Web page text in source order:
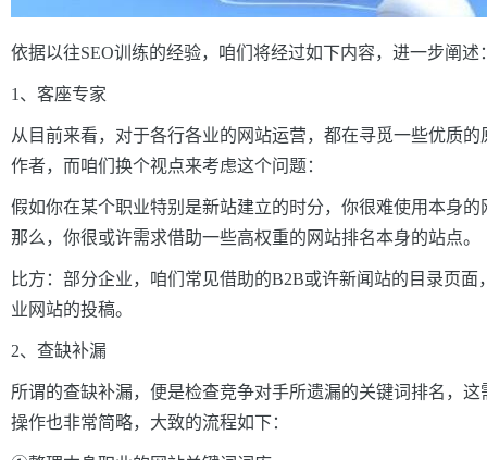
依据以往SEO训练的经验，咱们将经过如下内容，进一步阐述
1、客座专家
从目前来看，对于各行各业的网站运营，都在寻觅一些优质
作者，而咱们换个视点来考虑这个问题：
假如你在某个职业特别是新站建立的时分，你很难使用本身
那么，你很或许需求借助一些高权重的网站排名本身的站点。
比方：部分企业，咱们常见借助的B2B或许新闻站的目录页面
业网站的投稿。
2、查缺补漏
所谓的查缺补漏，便是检查竞争对手所遗漏的关键词排名，
操作也非常简略，大致的流程如下：